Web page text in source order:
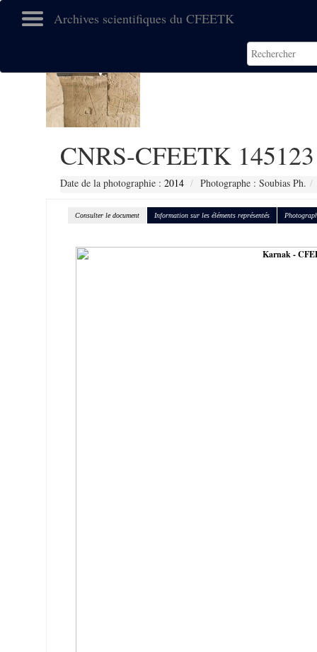
Archives scientifiques du CFEETK
CNRS-CFEETK 145123
Date de la photographie : 2014 Photographe : Soubias Ph.
Consulter le document Information sur les éléments représentés